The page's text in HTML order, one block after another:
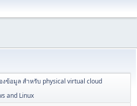
ข้อมูล สำหรับ physical virtual cloud
and Linux